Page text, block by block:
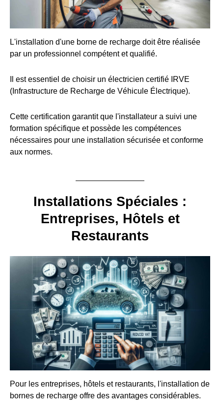
L'installation d'une borne de recharge doit être réalisée
par un professionnel compétent et qualifié.
Il est essentiel de choisir un électricien certifié IRVE
(Infrastructure de Recharge de Véhicule Électrique).
Cette certification garantit que l'installateur a suivi une
formation spécifique et possède les compétences
nécessaires pour une installation sécurisée et conforme
aux normes.
Installations Spéciales :
Entreprises, Hôtels et
Restaurants
Pour les entreprises, hôtels et restaurants, l'installation de
bornes de recharge offre des avantages considérables.